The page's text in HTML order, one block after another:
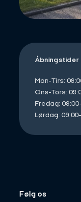
Følg os
Åbningstider
Man-Tirs:
Ons-Tors:
Fredag:
Lørdag: